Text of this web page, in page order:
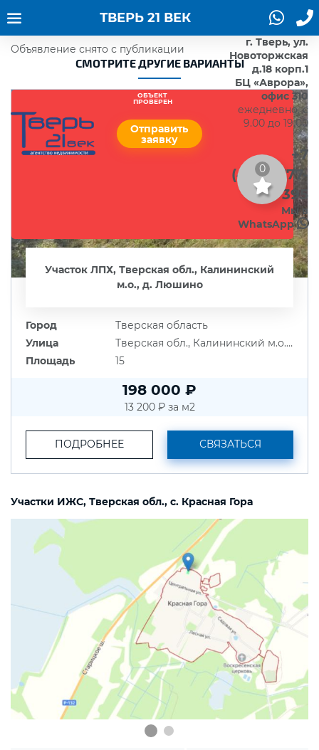
Отправить
заявку
г. Тверь, ул.
Новоторжская
д.18 корп.1
БЦ «Аврора»,
офис 310
ежедневно, с
9.00 до 19.00
+7
(4822)777-
395
Мы в
WhatsApp
ТВЕРЬ 21 ВЕК
Объявление снято с публикации
СМОТРИТЕ ДРУГИЕ ВАРИАНТЫ
ОБЪЕКТ
ПРОВЕРЕН
Участок ЛПХ, Тверская обл., Калининский
м.о., д. Люшино
Город
Тверская область
Улица
Тверская обл., Калининский м.о., д. Люшино
Площадь
15
198 000 ₽
13 200 ₽ за м2
ПОДРОБНЕЕ СВЯЗАТЬСЯ
Участки ИЖС, Тверская обл., с. Красная Гора
0